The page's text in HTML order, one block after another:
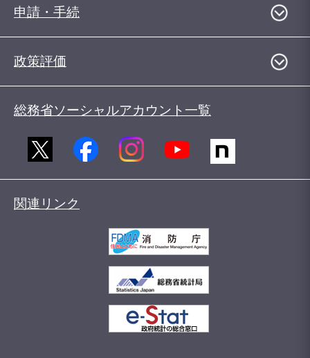
申請・手続
政策評価
総務省ソーシャルアカウント一覧
関連リンク